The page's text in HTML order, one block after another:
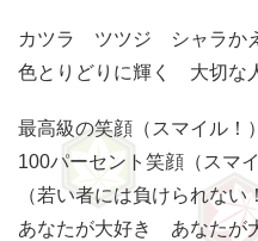
カツラ ツツジ シャラか
色とりどりに輝く 大切な
最高級の笑顔（スマイル！）
100パーセント笑顔（スマイ
（若い者には負けられない
あなたが大好き あなたが